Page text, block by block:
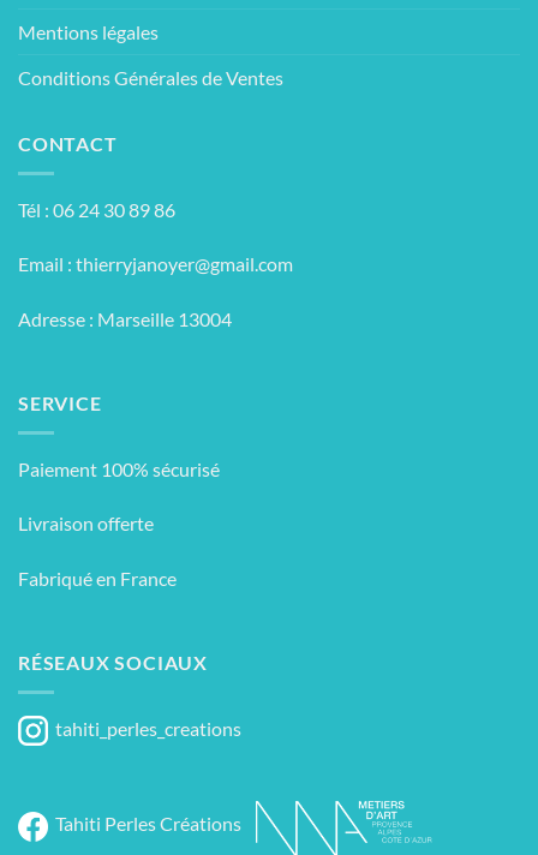
Mentions légales
Conditions Générales de Ventes
CONTACT
Tél : 06 24 30 89 86
Email : thierryjanoyer@gmail.com
Adresse : Marseille 13004
SERVICE
Paiement 100% sécurisé
Livraison offerte
Fabriqué en France
RÉSEAUX SOCIAUX
tahiti_perles_creations
Tahiti Perles Créations